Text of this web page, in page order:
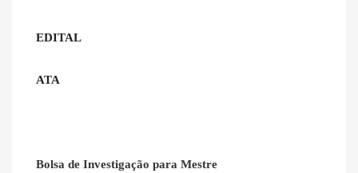
EDITAL
ATA
Bolsa de Investigação para Mestre